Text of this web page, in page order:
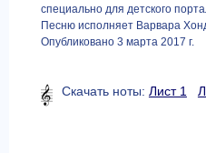
специально для детского
Песню исполняет Варвара
Опубликовано 3 марта 2017 г.
Скачать ноты: Лист 1